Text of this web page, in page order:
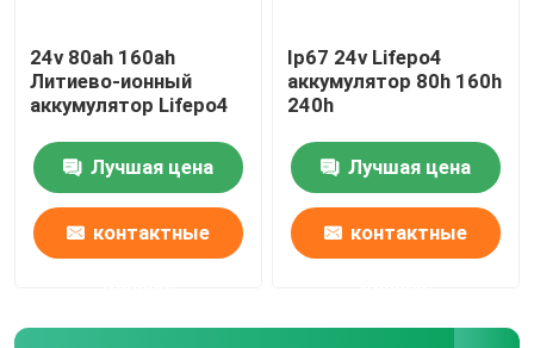
24v 80ah 160ah
Литиево-ионный
аккумулятор Lifepo4
Лучшая цена
контактные
Ip67 24v Lifepo4
аккумулятор 80h 160h
240h
Лучшая цена
контактные